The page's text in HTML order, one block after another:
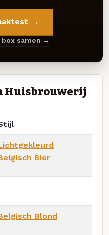
→
samen →
Huisbrouwerij
Bier
Blond